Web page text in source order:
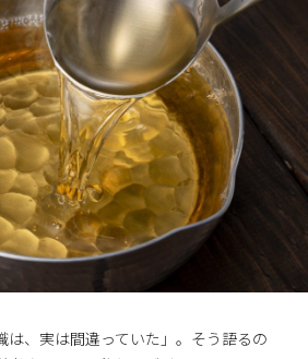
は、実は間違っていた」。そう語るの